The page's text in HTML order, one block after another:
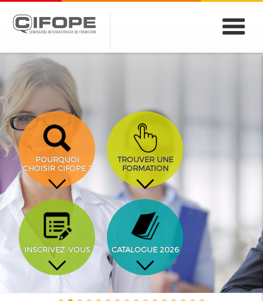
PARIS ABIDJAN
CASABLANCA
JEDDAH
MONTREAL
POURQUOI
CHOISIR CIFOPE ?
TROUVER UNE
FORMATION
INSCRIVEZ-VOUS CATALOGUE 2026